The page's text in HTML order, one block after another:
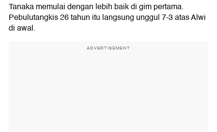
Tanaka memulai dengan lebih baik di gim pertama.
Pebulutangkis 26 tahun itu langsung unggul 7-3 atas Alwi
di awal.
ADVERTISEMENT